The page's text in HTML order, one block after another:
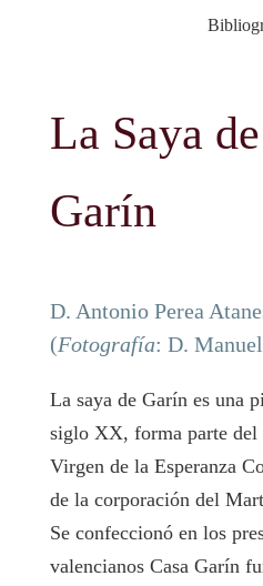
La Saya
Garín
D. Antonio Perea
(Fotografía: D.
La saya de Garín es una
siglo XX, forma parte del
Virgen de la Esperanza
de la corporación del
Se confeccionó en los
valencianos Casa Garín